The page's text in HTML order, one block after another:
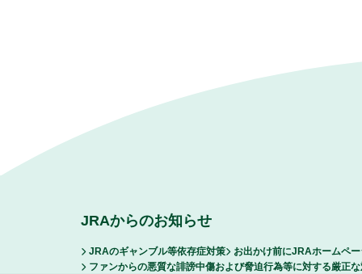
JRAからのお知らせ
JRAのギャンブル等依存症対策
お出かけ前にJRAホームペ
ファンからの悪質な誹謗中傷および脅迫行為等に対する厳正